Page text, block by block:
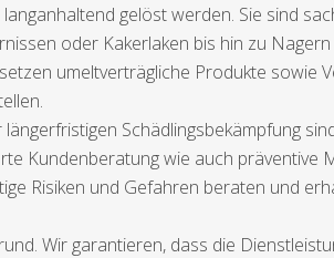
gelöst werden. Sie sind
oder Kakerlaken bis hin zu
umeltverträgliche Produkte sowie
Schädlingsbekämpfung
Kundenberatung wie auch präventive
Risiken und Gefahren beraten und
Wir garantieren, dass die